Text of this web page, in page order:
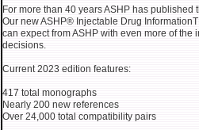
For more than 40 years ASHP has
Our new ASHP® Injectable Drug
can expect from ASHP with even more of
decisions.
Current 2023 edition features:
417 total monographs
Nearly 200 new references
Over 24,000 total compatibility pairs